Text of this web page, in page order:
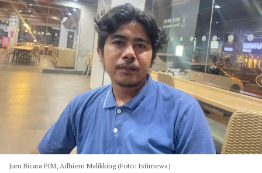
Juru Bicara PIM, Adhiem Malikking (Foto: Istimewa)